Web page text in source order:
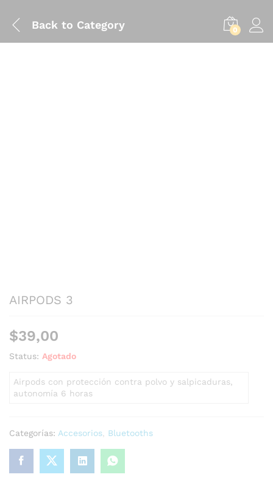
Back to Category 0
AIRPODS 3
$39,00
Status: Agotado
Airpods con protección contra polvo y salpicaduras,
autonomía 6 horas
Categorías: Accesorios Bluetooths